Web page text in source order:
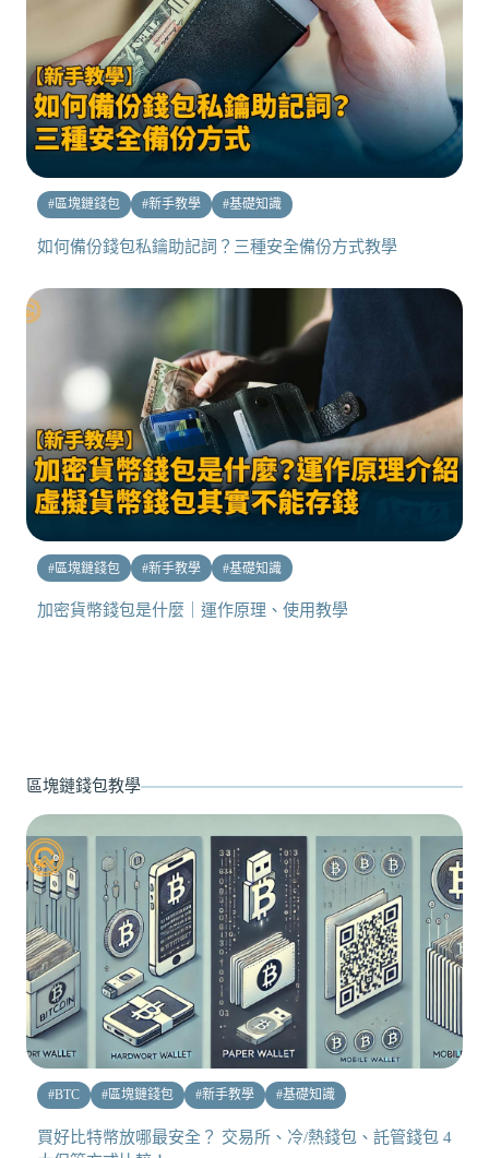
#區塊鏈錢包 #新手教學 #基礎知識
如何備份錢包私鑰助記詞？三種安全備份方式教學
#區塊鏈錢包 #新手教學 #基礎知識
加密貨幣錢包是什麼｜運作原理、使用教學
區塊鏈錢包教學
#BTC #區塊鏈錢包 #新手教學 #基礎知識
買好比特幣放哪最安全？ 交易所、冷/熱錢包、託管錢包 4